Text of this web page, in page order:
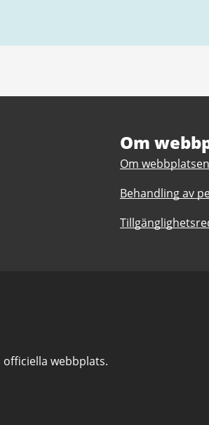
Om
Om webbplatsen
Behandling av
webbplats.